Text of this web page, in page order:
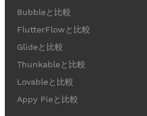
Bubbleと比較
FlutterFlowと比較
Glideと比較
Thunkableと比較
Lovableと比較
Appy Pieと比較